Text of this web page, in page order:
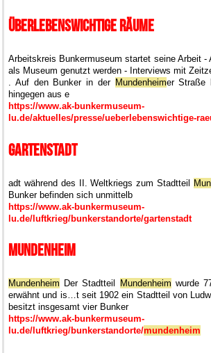
Überlebenswichtige Räume
Arbeitskreis Bunkermuseum startet seine Arbeit -
als Museum genutzt werden - Interviews mit
. Auf den Bunker in der Mundenheimer Straße
hingegen aus e
https://www.ak-bunkermuseum-
lu.de/aktuelles/presse/ueberlebenswichtige-
Gartenstadt
adt während des II. Weltkriegs zum Stadtteil
Bunker befinden sich unmittelb
https://www.ak-bunkermuseum-
lu.de/luftkrieg/bunkerstandorte/gartenstadt
Mundenheim
Mundenheim Der Stadtteil Mundenheim wurde
erwähnt und is…t seit 1902 ein Stadtteil von
besitzt insgesamt vier Bunker
https://www.ak-bunkermuseum-
lu.de/luftkrieg/bunkerstandorte/mundenheim